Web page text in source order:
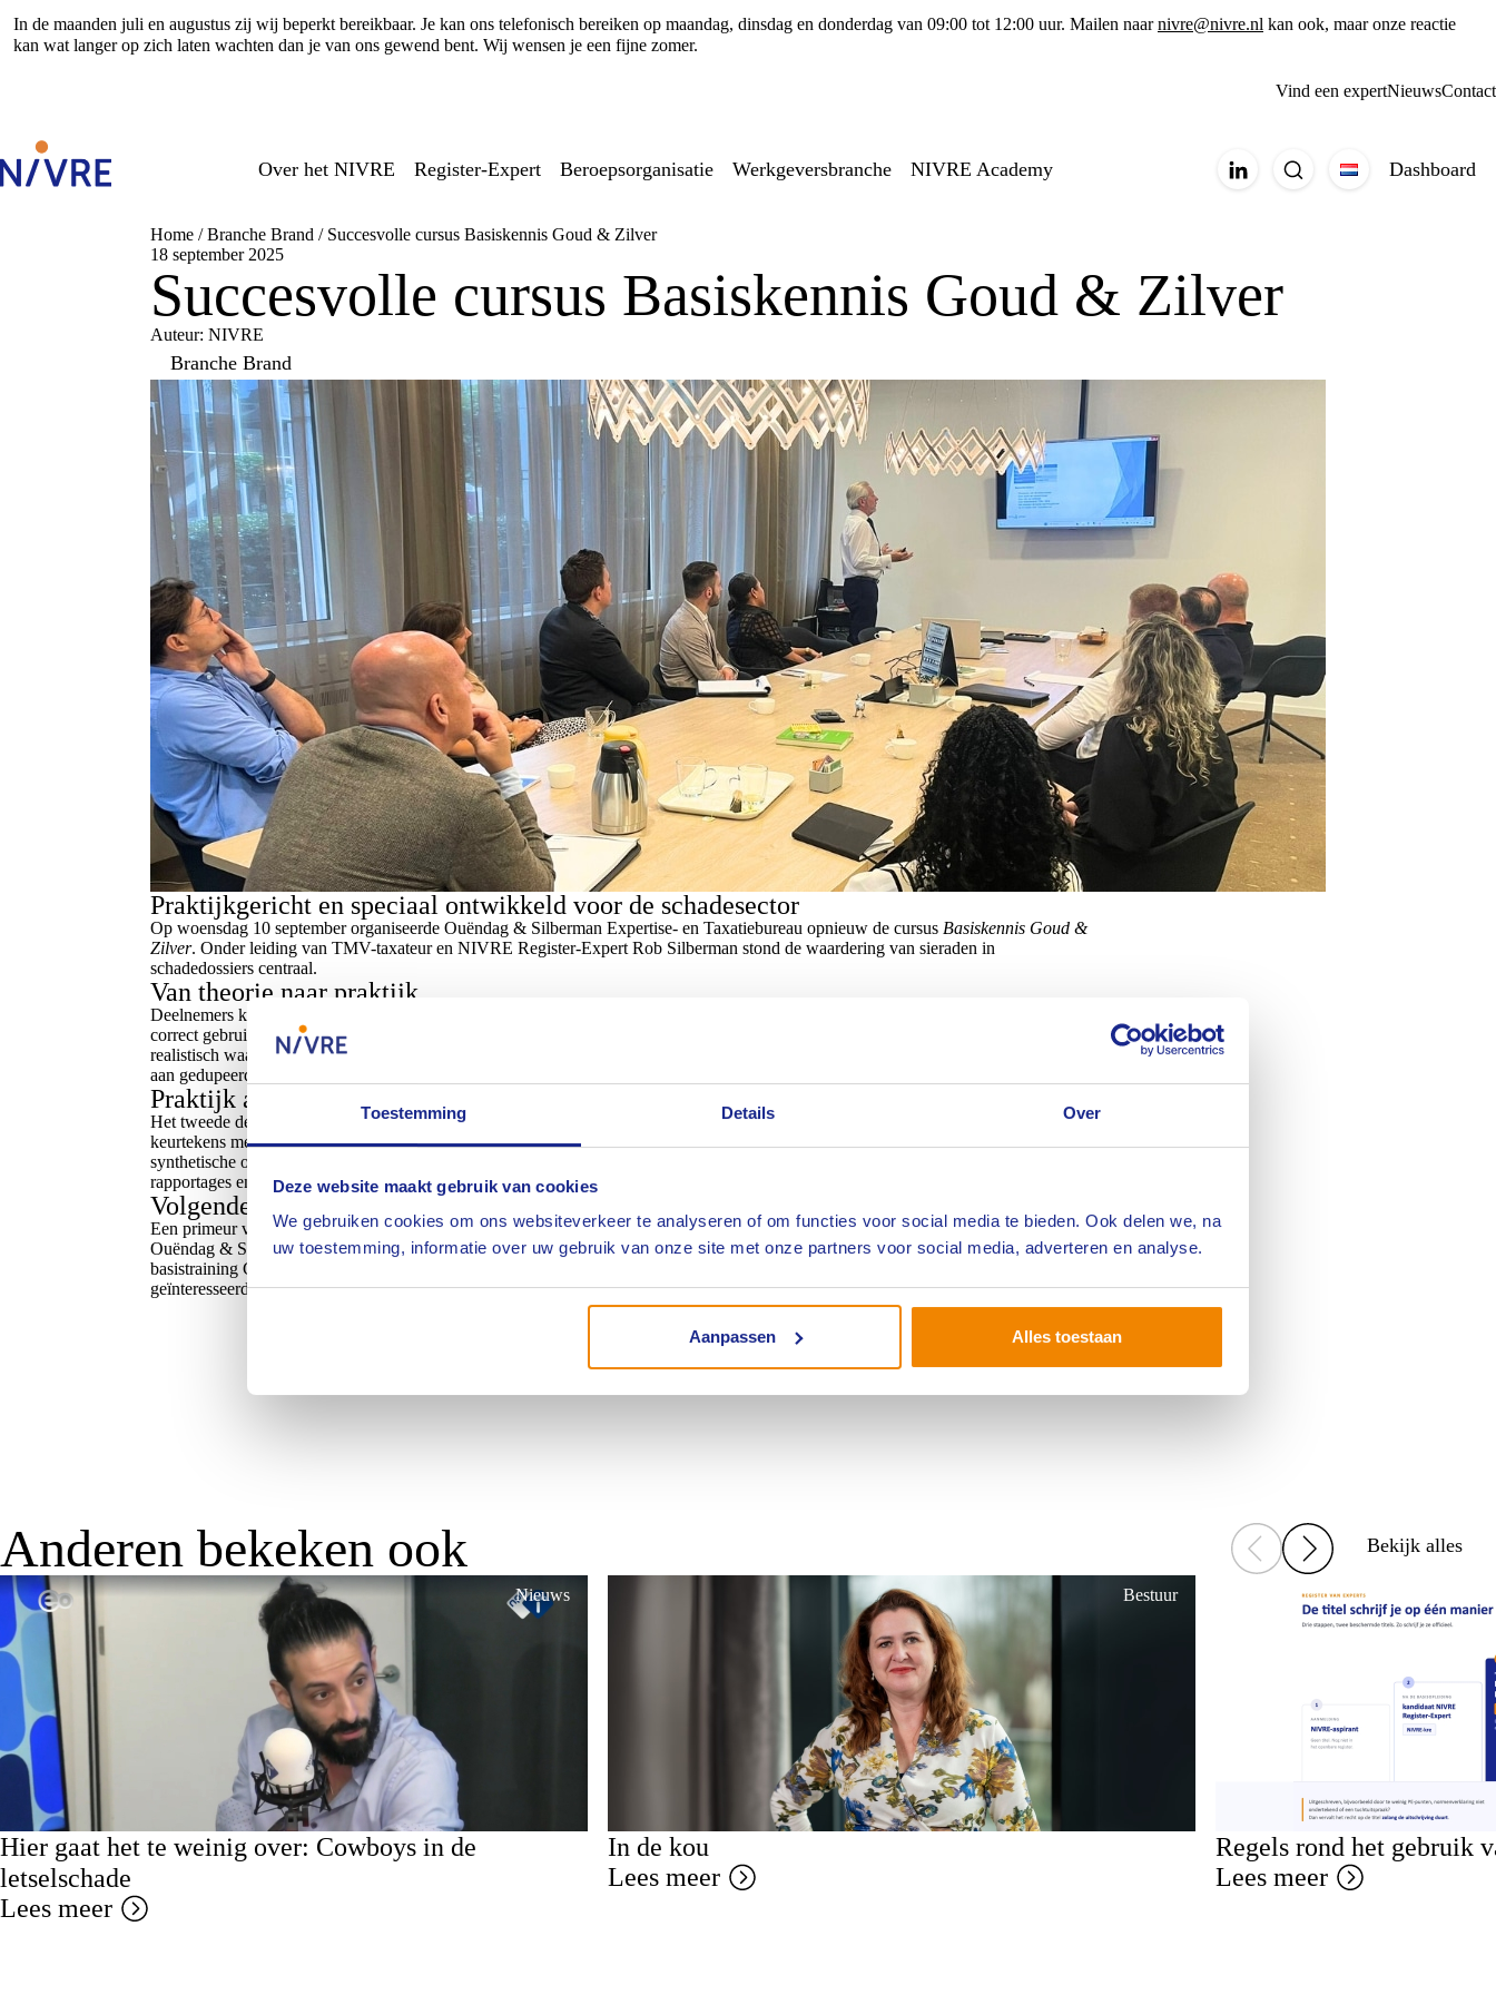
Toestemming Details Over
Deze website maakt gebruik van cookies
We gebruiken cookies om ons websiteverkeer te analyseren of om functies voor social media te bieden. Ook delen we, na
uw toestemming, informatie over uw gebruik van onze site met onze partners voor social media, adverteren en analyse.
Aanpassen Alles toestaan
In de maanden juli en augustus zij wij beperkt bereikbaar. Je kan ons telefonisch bereiken op maandag, dinsdag en donderdag van 09:00 tot 12:00 uur. Mailen naarnivre@nivre.nl kan ook, maar onze reactie
kan wat langer op zich laten wachten dan je van ons gewend bent. Wij wensen je een fijne zomer.
Vind een expertNieuwsContact
Over het NIVRE Register-Expert Beroepsorganisatie Werkgeversbranche NIVRE Academy Dashboard
Home /Branche Brand / Succesvolle cursus Basiskennis Goud & Zilver
18 september 2025
Succesvolle cursus Basiskennis Goud & Zilver
Auteur: NIVRE
Branche Brand
Praktijkgericht en speciaal ontwikkeld voor de schadesector
Op woensdag 10 september organiseerde Ouëndag & Silberman Expertise- en Taxatiebureau opnieuw de cursus Basiskennis Goud &
Zilver. Onder leiding van TMV-taxateur en NIVRE Register-Expert Rob Silberman stond de waardering van sieraden in
schadedossiers centraal.
Van theorie naar praktijk
Deelnemers kregen inzicht in de herkomst en eigenschappen van goud, zilver, platina en relevante edelstenen. Daarbij kwamen ook het
correct gebruiken van vakjargon en definities (zoals legeringen, gehalte, slijpvormen en zuiverheid) en het methodisch bepalen van een
realistisch waardebereik aan bod juist wanneer het object zelf ontbreekt. Belangrijk onderdeel was het leren stellen van gerichte vragen
aan gedupeerden om ontbrekende informatie zorgvuldig te reconstrueren.
Praktijk als rode draad
Het tweede deel van de cursus stond volledig in het teken van oefenen: deelnemers konden zelf gehaletoetsen uitvoeren, onderzochten
keurtekens met loep en referentiemateriaal en pasten diamanttesten toe. Ook werd stilgestaan bij de beperkingen van testen bij
synthetische of behandelde materialen. Tot slot leerden deelnemers objectomschrijvingen met vakjargon opstellen die geschikt zijn voor
rapportages en polissen. De opgedane kennis werd getoetst aan casuïstiek en afgesloten met het uitreiken van certificaten van deelname.
Volgende editie: uurwerken en Horloges
Een primeur voor de volgende editie, namelijk de nieuwe cursus Uurwerken en Horloges staat al in de planning en wordt ook bij
Ouëndag & Silberman op kantoor gegeven.Deze verdiepende training – die alleen toegankelijk is voor deelnemers die eerder de
basistraining Goud & Zilver óf de training Edelstenen & Edelmetalen hebben gevolgd – zit helaas al vol. Je kunt je echter nog wel als
geïnteresseerde aanmelden voor deze training. Bij voldoende animo volgt namelijk een extra sessie.
Anderen bekeken ook Bekijk alles
Nieuws
Hier gaat het te weinig over: Cowboys in de
letselschade
Lees meer
Bestuur
In de kou
Lees meer
Regels rond het gebruik
Lees meer